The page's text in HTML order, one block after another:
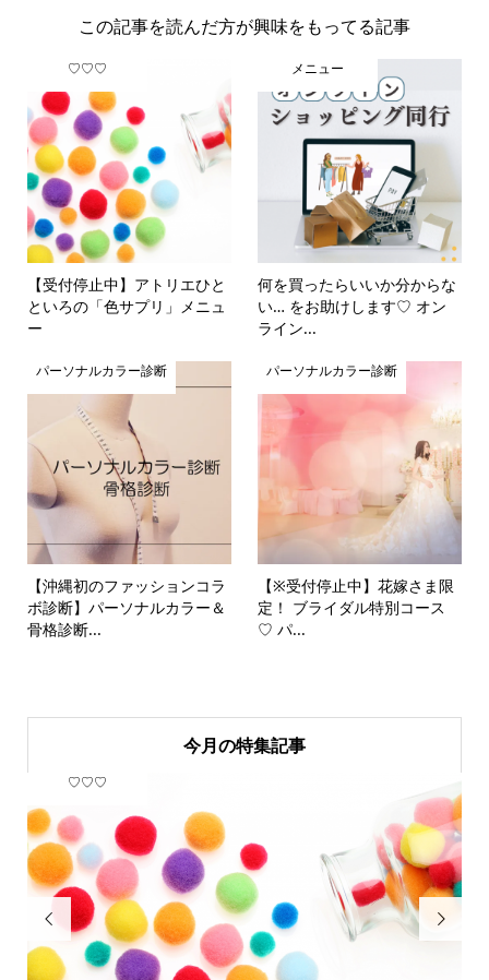
この記事を読んだ方が興味をもってる記事
♡♡♡
【受付停止中】アトリエひと
といろの「色サプリ」メニュ
ー
メニュー
何を買ったらいいか分からな
い… をお助けします♡ オン
ライン...
パーソナルカラー診断
【沖縄初のファッションコラ
ボ診断】パーソナルカラー＆
骨格診断...
パーソナルカラー診断
【※受付停止中】花嫁さま限
定！ ブライダル特別コース
♡ パ...
今月の特集記事

♡♡♡
